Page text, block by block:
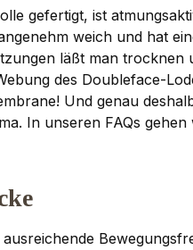
gefertigt, ist
weich und hat
läßt man
des Doubleface-
Und genau
In unseren FAQs gehen